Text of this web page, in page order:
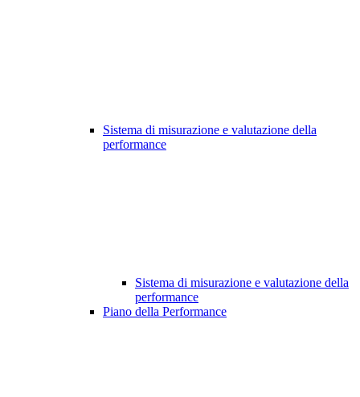
Sistema di misurazione e valutazione della
performance
Sistema di misurazione e valutazione della
performance
Piano della Performance